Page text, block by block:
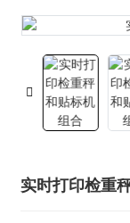
实时打印检重